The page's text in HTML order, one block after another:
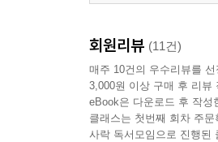
회원리뷰 (11건)
매주 10건의 우수리뷰를
3,000원 이상 구매 후 리뷰
eBook은 다운로드 후 작
클래스는 첫번째 회차 주
사락 독서모임으로 진행된